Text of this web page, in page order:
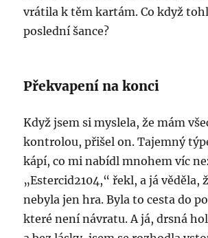
vrátila k těm kartám. Co když
poslední šance?
Překvapení na konci
Když jsem si myslela, že mám
kontrolou, přišel on. Tajemný
kápí, co mi nabídl mnohem víc
„Estercid2104,“ řekl, a já věděla,
nebyla jen hra. Byla to cesta do
které není návratu. A já, drsná